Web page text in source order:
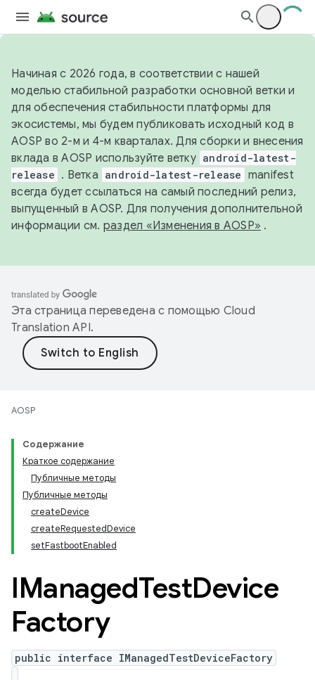
Начиная с 2026 года, в соответствии с нашей
моделью стабильной разработки основной ветки и
для обеспечения стабильности платформы для
экосистемы, мы будем публиковать исходный код в
AOSP во 2-м и 4-м кварталах. Для сборки и внесения
вклада в AOSP используйте ветку android-latest-
release . Ветка android-latest-release manifest
всегда будет ссылаться на самый последний релиз,
выпущенный в AOSP. Для получения дополнительной
информации см. раздел «Изменения в AOSP» .
Эта страница переведена с помощью Cloud
Translation API.
AOSP
Содержание
Краткое содержание
Публичные методы
Публичные методы
createDevice
createRequestedDevice
setFastbootEnabled
IManagedTestDevice
Factory
public interface IManagedTestDeviceFactory